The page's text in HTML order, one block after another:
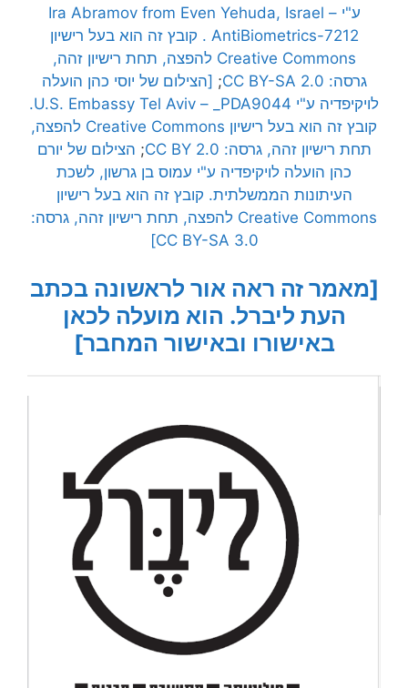
ע"יIra Abramov from Even Yehuda, Israel –
AntiBiometrics-7212.
קובץ זה הוא בעל רישיון
Creative Commons להפצה, תחת רישיון זהה,
גרסה: CC BY-SA 2.0
; [הצילום של יוסי כהן הועלה
לויקיפדיה ע"י U.S. Embassy Tel Aviv – _PDA9044
.
קובץ זה הוא בעל רישיון Creative Commons להפצה,
תחת רישיון זהה, גרסה: CC BY 2.0
; הצילום של יורם
כהן הועלה לויקיפדיה ע"י עמוס בן גרשון, לשכת
העיתונות הממשלתית. קובץ זה הוא בעל רישיון
Creative Commons להפצה, תחת רישיון זהה, גרסה:
CC BY-SA 3.0]
[מאמר זה ראה אור לראשונה בכתב
העת ליברל. הוא מועלה לכאן
באישורו ובאישור המחבר]